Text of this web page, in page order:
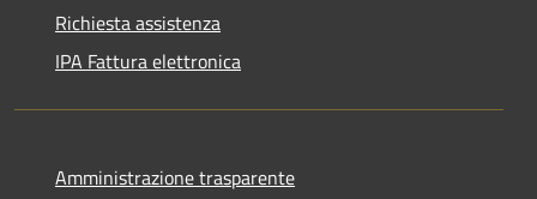
Richiesta assistenza
IPA Fattura elettronica
Amministrazione trasparente